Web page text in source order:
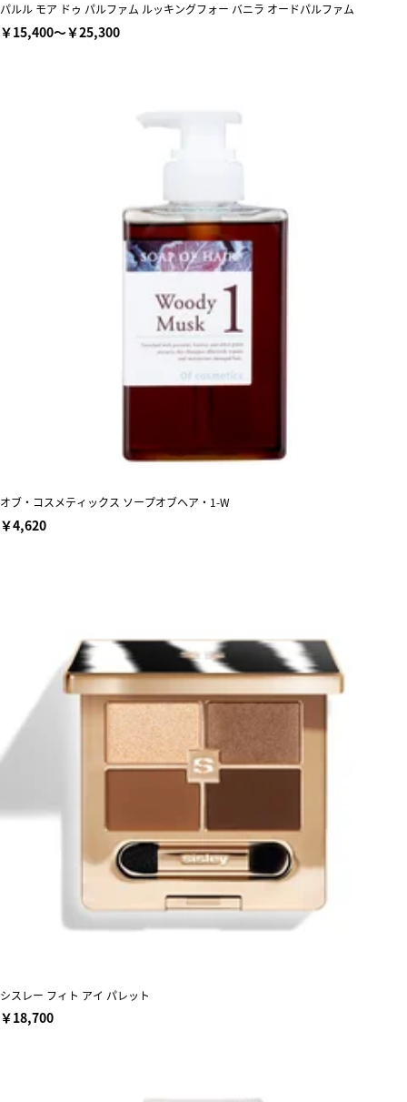
パルル モア ドゥ パルファム ルッキングフォー バニラ オードパルファム
￥15,400～￥25,300
オブ・コスメティックス ソープオブヘア・1-W
￥4,620
シスレー フィト アイ パレット
￥18,700